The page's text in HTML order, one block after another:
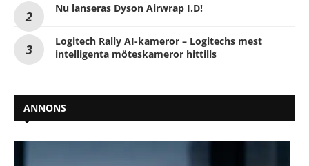
Nu lanseras Dyson Airwrap I.D!
Logitech Rally AI-kameror – Logitechs mest
intelligenta möteskameror hittills
ANNONS